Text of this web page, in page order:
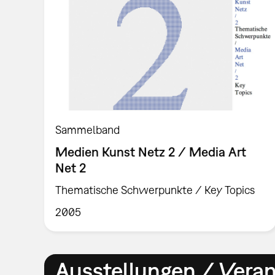
Sammelband
Medien Kunst Netz 2 / Media Art
Net 2
Thematische Schwerpunkte / Key Topics
2005